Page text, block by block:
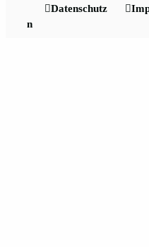
Datenschutz
n